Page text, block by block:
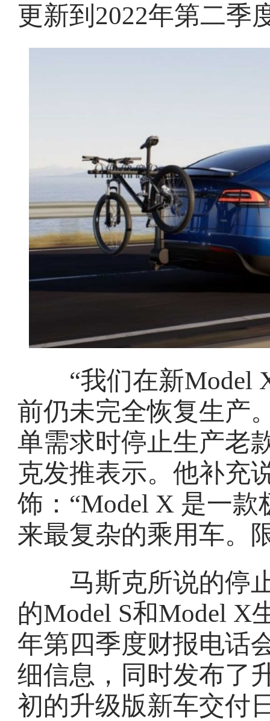
更新到2022年第二季
“我们在新Model X
前仍未完全恢复生产
单需求时停止生产老
克发推表示。他补充
饰：“Model X 是一
来最复杂的乘用车。
马斯克所说的停止
的Model S和Model X
年第四季度财报电话
细信息，同时发布了
初的升级版新车交付